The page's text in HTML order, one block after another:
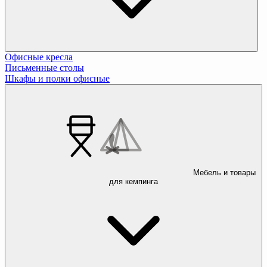
Офисные кресла
Письменные столы
Шкафы и полки офисные
Мебель и товары
для кемпинга